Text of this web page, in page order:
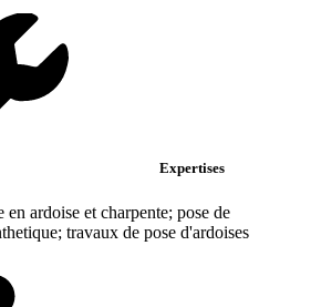
Expertises
ardoise et charpente; pose de
travaux de pose d'ardoises